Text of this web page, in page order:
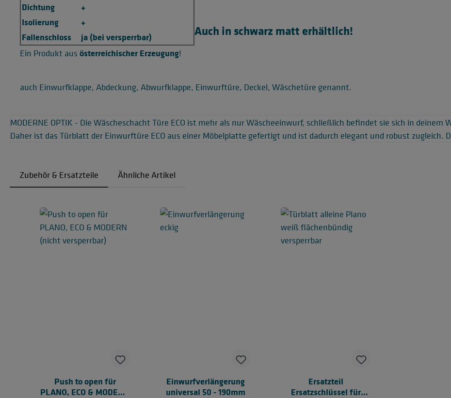
Dichtung
+
Isolierung
+
Fallenschloss
ja (bei versperrbar) Auch in schwarz matt erhältlich!
Ein Produkt aus österreichischer Erzeugung!
auch Einwurfklappe, Abdeckung, Abwurfklappe, Einwurftüre, Deckel, Wäschetüre genannt.
MODERNE OPTIK - Die Wäscheschacht Türe ECO ist mehr als nur Wäscheeinwurf, schließlich befindet sie sich in
Daher ist das Türblatt der Einwurftüre ECO aus einer Möbelplatte gefertigt und ist dadurch elegant und robust zugleich.
Zubehör & Ersatzteile Ähnliche Artikel
Push to open für
PLANO, ECO & MODERN
Einwurfverlängerung
universal 50 - 190mm
Ersatzteil
Ersatzschlüssel für